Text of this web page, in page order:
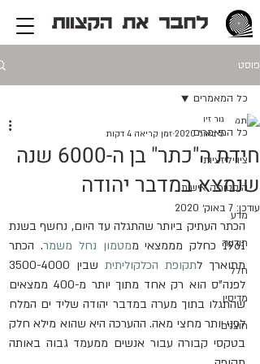
פוסט
כל המאמרים
ציוויליזציות
היסטוריה אישית
מדע
תודעה
חלל
מדיסין
חוצנים
כל המאמרים
חידת ה"כתר" בן ה-6000 שנה
שנמצא במדבר יהודה
גור זיו
5 באוג׳ 2020
זמן קריאה 4 דקות
עודכן: 7 באוק׳ 2020
1961 כחלק מממצאי מ
מטמון נחל משמר
מתוארך לתקופת הכלקוליתית